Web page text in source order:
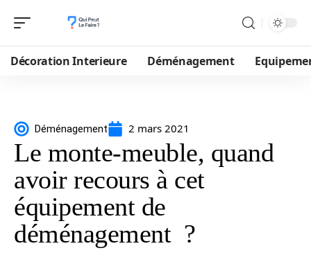
Décoration Interieure Déménagement
Déménagement 2 mars 2021
Le monte-meuble, quand
avoir recours à cet
équipement de
déménagement ?